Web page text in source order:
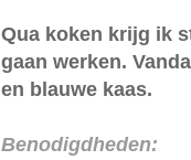
Qua koken krijg ik
gaan werken.
en blauwe kaas.
Benodigdheden: